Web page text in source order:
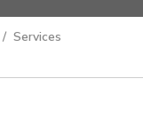
Services